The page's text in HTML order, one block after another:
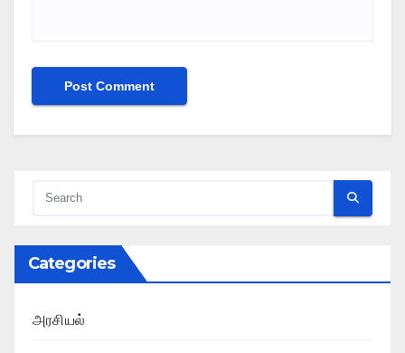
Categories
அரசியல்